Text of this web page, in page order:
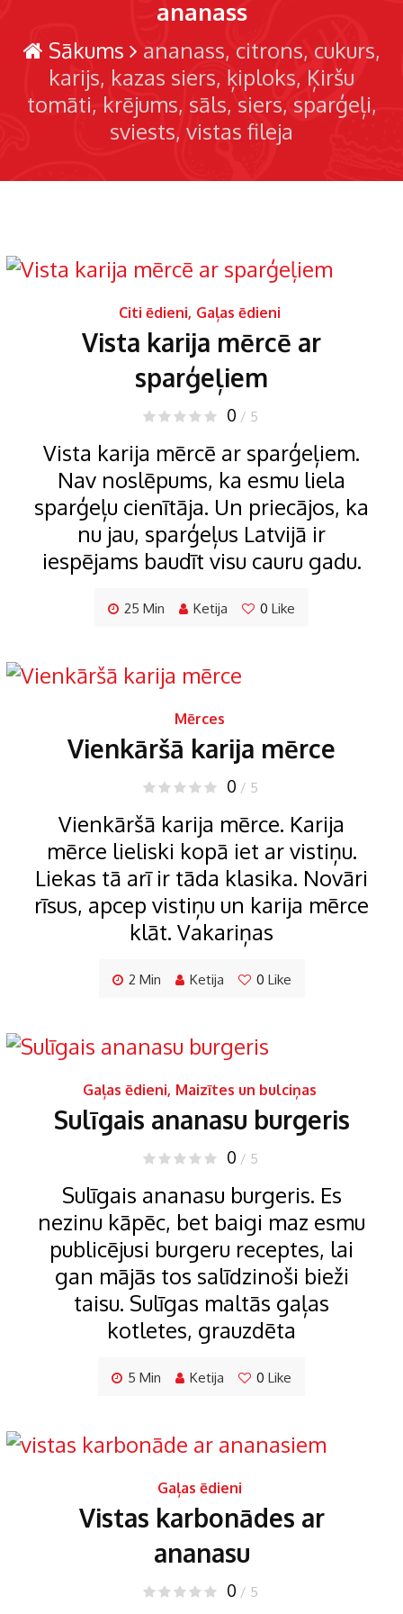
ananass
Sākums ananass citrons cukurs
karijs kazas siers ķiploks Ķiršu
tomāti krējums sāls siers sparģeļi
sviests vistas fileja
Citi ēdieni, Gaļas ēdieni
Vista karija mērcē ar
sparģeļiem
0 / 5
Vista karija mērcē ar sparģeļiem.
Nav noslēpums, ka esmu liela
sparģeļu cienītāja. Un priecājos, ka
nu jau, sparģeļus Latvijā ir
iespējams baudīt visu cauru gadu.
25 Min Ketija 0 Like
Mērces
Vienkāršā karija mērce
0 / 5
Vienkāršā karija mērce. Karija
mērce lieliski kopā iet ar vistiņu.
Liekas tā arī ir tāda klasika. Novāri
rīsus, apcep vistiņu un karija mērce
klāt. Vakariņas
2 Min Ketija 0 Like
Gaļas ēdieni, Maizītes un bulciņas
Sulīgais ananasu burgeris
0 / 5
Sulīgais ananasu burgeris. Es
nezinu kāpēc, bet baigi maz esmu
publicējusi burgeru receptes, lai
gan mājās tos salīdzinoši bieži
taisu. Sulīgas maltās gaļas
kotletes, grauzdēta
5 Min Ketija 0 Like
Gaļas ēdieni
Vistas karbonādes ar
ananasu
0 / 5